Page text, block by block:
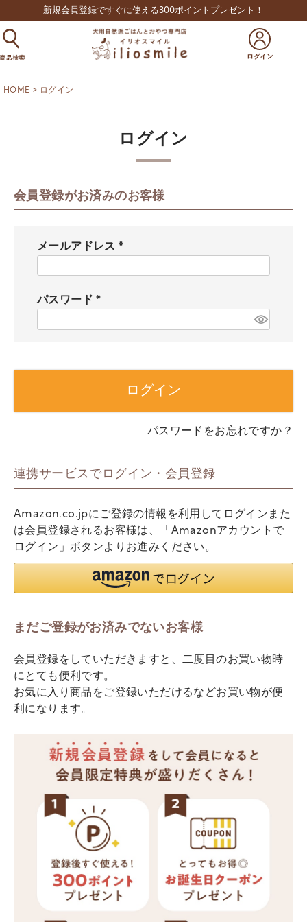
新規会員登録ですぐに使える300ポイントプレゼント！
HOME ログイン
ログイン
会員登録がお済みのお客様
メールアドレス
パスワード
)
ログイン
パスワードをお忘れですか？
連携サービスでログイン・会員登録
Amazon.co.jpにご登録の情報を利用してログインまた
は会員登録されるお客様は、「Amazonアカウントで
ログイン」ボタンよりお進みください。
まだご登録がお済みでないお客様
会員登録をしていただきますと、二度目のお買い物時
にとても便利です。
お気に入り商品をご登録いただけるなどお買い物が便
利になります。